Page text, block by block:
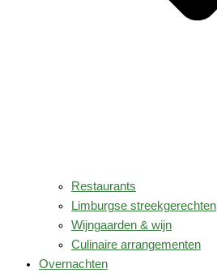
Restaurants
Limburgse streekgerechten
Wijngaarden & wijn
Culinaire arrangementen
Overnachten